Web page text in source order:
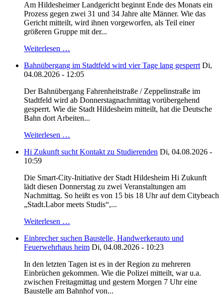
Am Hildesheimer Landgericht beginnt Ende des Monats ein
Prozess gegen zwei 31 und 34 Jahre alte Männer. Wie das
Gericht mitteilt, wird ihnen vorgeworfen, als Teil einer
größeren Gruppe mit der...
Weiterlesen …
Bahnübergang im Stadtfeld wird vier Tage lang gesperrt Di,
04.08.2026 - 12:05
Der Bahnübergang Fahrenheitstraße / Zeppelinstraße im
Stadtfeld wird ab Donnerstagnachmittag vorübergehend
gesperrt. Wie die Stadt Hildesheim mitteilt, hat die Deutsche
Bahn dort Arbeiten...
Weiterlesen …
Hi Zukunft sucht Kontakt zu Studierenden Di, 04.08.2026 -
10:59
Die Smart-City-Initiative der Stadt Hildesheim Hi Zukunft
lädt diesen Donnerstag zu zwei Veranstaltungen am
Nachmittag. So heißt es von 15 bis 18 Uhr auf dem Citybeach
„Stadt.Labor meets Studis“,...
Weiterlesen …
Einbrecher suchen Baustelle, Handwerkerauto und
Feuerwehrhaus heim Di, 04.08.2026 - 10:23
In den letzten Tagen ist es in der Region zu mehreren
Einbrüchen gekommen. Wie die Polizei mitteilt, war u.a.
zwischen Freitagmittag und gestern Morgen 7 Uhr eine
Baustelle am Bahnhof von...